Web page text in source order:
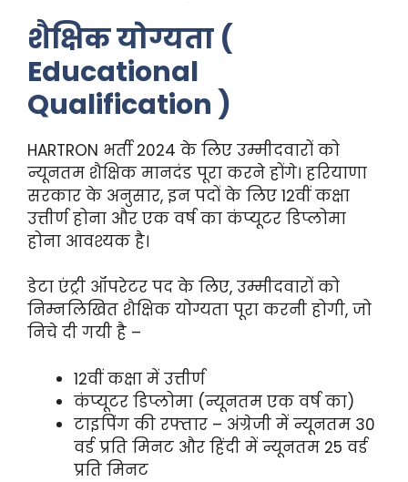
शैक्षिक योग्यता (
Educational
Qualification )
HARTRON भर्ती 2024 के लिए उम्मीदवारों को
न्यूनतम शैक्षिक मानदंड पूरा करने होंगे। हरियाणा
सरकार के अनुसार, इन पदों के लिए 12वीं कक्षा
उत्तीर्ण होना और एक वर्ष का कंप्यूटर डिप्लोमा
होना आवश्यक है।
डेटा एंट्री ऑपरेटर पद के लिए, उम्मीदवारों को
निम्नलिखित शैक्षिक योग्यता पूरा करनी होगी, जो
निचे दी गयी है –
12वीं कक्षा में उत्तीर्ण
कंप्यूटर डिप्लोमा (न्यूनतम एक वर्ष का)
टाइपिंग की रफ्तार – अंग्रेजी में न्यूनतम 30
वर्ड प्रति मिनट और हिंदी में न्यूनतम 25 वर्ड
प्रति मिनट